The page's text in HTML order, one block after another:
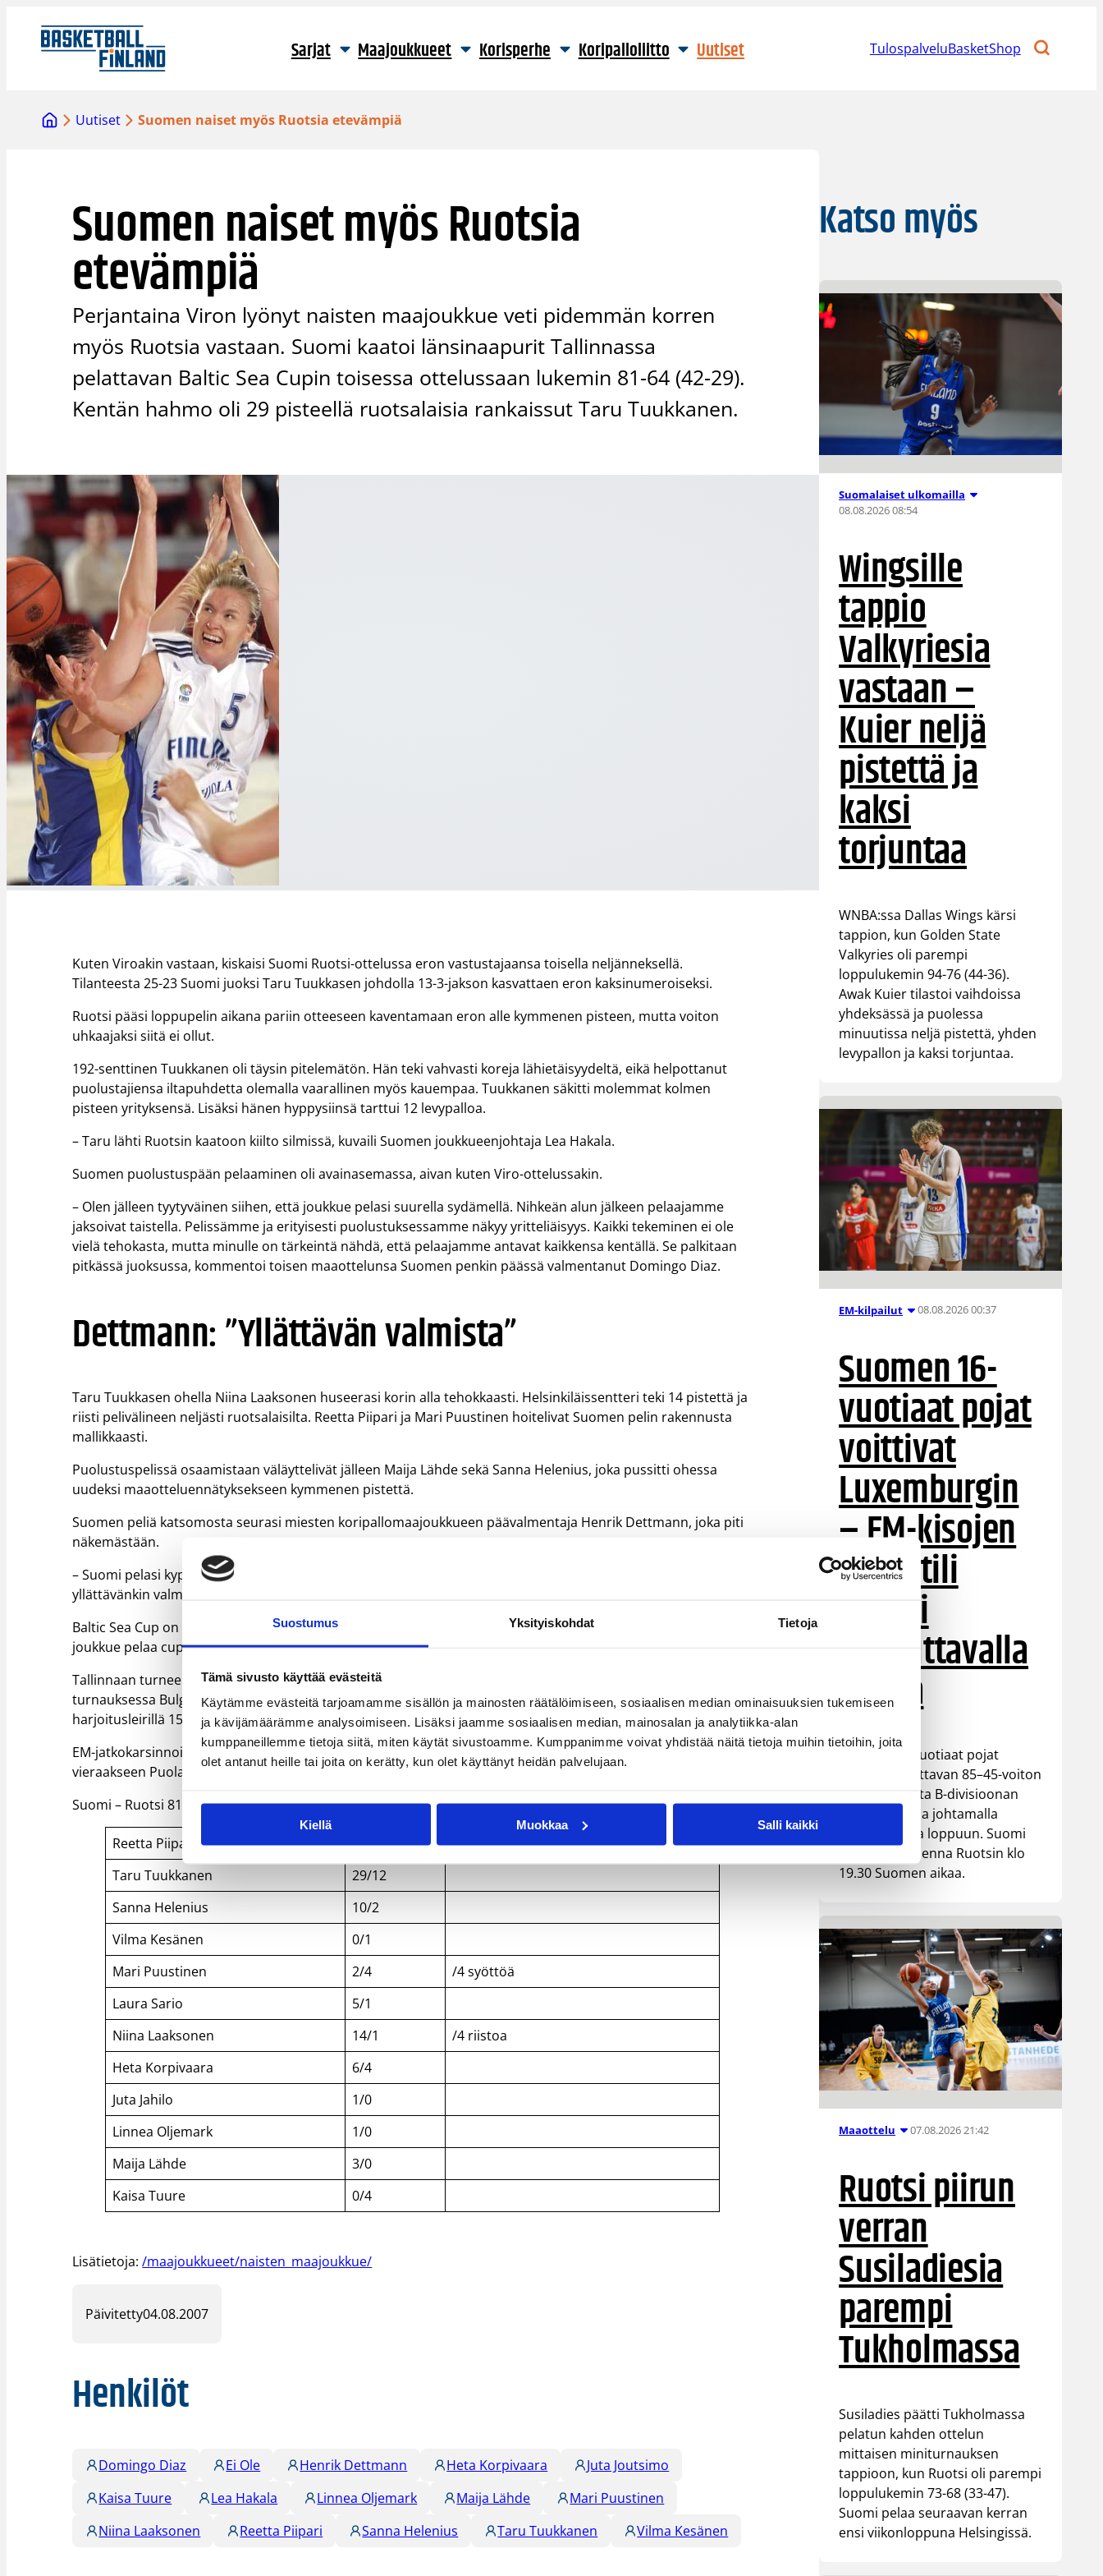
Suostumus Yksityiskohdat Tietoja
Tämä sivusto käyttää evästeitä
Käytämme evästeitä tarjoamamme sisällön ja mainosten räätälöimiseen, sosiaalisen median ominaisuuksien tukemiseen
ja kävijämäärämme analysoimiseen. Lisäksi jaamme sosiaalisen median, mainosalan ja analytiikka-alan
kumppaneillemme tietoja siitä, miten käytät sivustoamme. Kumppanimme voivat yhdistää näitä tietoja muihin tietoihin, joita
olet antanut heille tai joita on kerätty, kun olet käyttänyt heidän palvelujaan.
Kiellä Muokkaa Salli kaikki
sisältöön
Sarjat Maajoukkueet Korisperhe Koripalloliitto Uutiset TulospalveluBasketShop
Uutiset Suomen naiset myös Ruotsia etevämpiä
Suomen naiset myös Ruotsia
etevämpiä
Perjantaina Viron lyönyt naisten maajoukkue veti pidemmän korren
myös Ruotsia vastaan. Suomi kaatoi länsinaapurit Tallinnassa
pelattavan Baltic Sea Cupin toisessa ottelussaan lukemin 81-64 (42-29).
Kentän hahmo oli 29 pisteellä ruotsalaisia rankaissut Taru Tuukkanen.
Kuten Viroakin vastaan, kiskaisi Suomi Ruotsi-ottelussa eron vastustajaansa toisella neljänneksellä.
Tilanteesta 25-23 Suomi juoksi Taru Tuukkasen johdolla 13-3-jakson kasvattaen eron kaksinumeroiseksi.
Ruotsi pääsi loppupelin aikana pariin otteeseen kaventamaan eron alle kymmenen pisteen, mutta voiton
uhkaajaksi siitä ei ollut.
192-senttinen Tuukkanen oli täysin pitelemätön. Hän teki vahvasti koreja lähietäisyydeltä, eikä helpottanut
puolustajiensa iltapuhdetta olemalla vaarallinen myös kauempaa. Tuukkanen säkitti molemmat kolmen
pisteen yrityksensä. Lisäksi hänen hyppysiinsä tarttui 12 levypalloa.
– Taru lähti Ruotsin kaatoon kiilto silmissä, kuvaili Suomen joukkueenjohtaja Lea Hakala.
Suomen puolustuspään pelaaminen oli avainasemassa, aivan kuten Viro-ottelussakin.
– Olen jälleen tyytyväinen siihen, että joukkue pelasi suurella sydämellä. Nihkeän alun jälkeen pelaajamme
jaksoivat taistella. Pelissämme ja erityisesti puolustuksessamme näkyy yritteliäisyys. Kaikki tekeminen ei ole
vielä tehokasta, mutta minulle on tärkeintä nähdä, että pelaajamme antavat kaikkensa kentällä. Se palkitaan
pitkässä juoksussa, kommentoi toisen maaottelunsa Suomen penkin päässä valmentanut Domingo Diaz.
Dettmann: ”Yllättävän valmista”
Taru Tuukkasen ohella Niina Laaksonen huseerasi korin alla tehokkaasti. Helsinkiläissentteri teki 14 pistettä ja
riisti pelivälineen neljästi ruotsalaisilta. Reetta Piipari ja Mari Puustinen hoitelivat Suomen pelin rakennusta
mallikkaasti.
Puolustuspelissä osaamistaan väläyttelivät jälleen Maija Lähde sekä Sanna Helenius, joka pussitti ohessa
uudeksi maaotteluennätyksekseen kymmenen pistettä.
Suomen peliä katsomosta seurasi miesten koripallomaajoukkueen päävalmentaja Henrik Dettmann, joka piti
näkemästään.
– Suomi pelasi kypsää korista, jossa roolit olivat selvillä. Joukkue tuntui tietävän miten se haluaa pelata. Peli oli
yllättävänkin valmista, Dettmann kehui.
Baltic Sea Cup on Suomelle valmistautumista elokuun lopulla käynnistyviin EM-karsintoihin. Sunnuntaina
joukkue pelaa cupin voitosta Latviaa vastaan.
Tallinnaan turneen jälkeen naisten maajoukkue matkustaa Sofiaan, jossa se pelaa 8.-10.8. kansainvälisessä
turnauksessa Bulgariaa, Romaniaa ja Sloveniaa vastaan. EM-karsintakuntoaan joukkue viimeistelee Vierumäen
harjoitusleirillä 15.-18.8. ja Vantaalla 22.-23.8. pelattavilla Viro-maaotteluilla.
EM-jatkokarsinnoissa Suomen vastustajat ovat Puola ja Slovenia. Suomi saa Vantaan Energia Areenalle
vieraakseen Puolan 29.8. ja Slovenian 15.9. EM-karsinta- ja Viro-otteluiden lipunmyynnistä lisätietoja
Suomi – Ruotsi 81 – 64 (42-29), naisten maaottelu, Tallinna (EST) 4.8.2007
Reetta Piipari 10/4
/5 syöttöä/3 riistoa
Taru Tuukkanen
29/12
Sanna Helenius
10/2
Vilma Kesänen
0/1
Mari Puustinen
2/4
/4 syöttöä
Laura Sario
5/1
Niina Laaksonen
14/1
/4 riistoa
Heta Korpivaara
6/4
Juta Jahilo
1/0
Linnea Oljemark
1/0
Maija Lähde
3/0
Kaisa Tuure
0/4
Lisätietoja:/maajoukkueet/naisten_maajoukkue/
Päivitetty04.08.2007
Henkilöt
Domingo Diaz Ei Ole Henrik Dettmann Heta Korpivaara
Juta Joutsimo
Kaisa Tuure
Lea Hakala Linnea Oljemark Maija Lähde
Mari Puustinen
Niina Laaksonen
Reetta Piipari Sanna Helenius Taru Tuukkanen Vilma Kesänen
Katso myös
Suomalaiset ulkomailla
08.08.2026 08:54
Wingsille
tappio
Valkyriesia
vastaan –
Kuier neljä
pistettä ja
kaksi
torjuntaa
WNBA:ssa Dallas Wings kärsi
tappion, kun Golden State
Valkyries oli parempi
loppulukemin 94-76 (44-36).
Awak Kuier tilastoi vaihdoissa
yhdeksässä ja puolessa
minuutissa neljä pistettä, yhden
levypallon ja kaksi torjuntaa.
EM-kilpailut 08.08.2026 00:37
Suomen 16-
vuotiaat pojat
voittivat
Luxemburgin
– EM-kisojen
voittotili
aukesi
vakuuttavalla
pelillä
Suomen 16-vuotiaat pojat
ottivat vakuuttavan 85–45-voiton
Luxemburgista B-divisioonan
EM-kilpailuissa johtamalla
ottelua alusta loppuun. Suomi
kohtaa huomenna Ruotsin klo
19.30 Suomen aikaa.
Maaottelu 07.08.2026 21:42
Ruotsi piirun
verran
Susiladiesia
parempi
Tukholmassa
Susiladies päätti Tukholmassa
pelatun kahden ottelun
mittaisen miniturnauksen
tappioon, kun Ruotsi oli parempi
loppulukemin 73-68 (33-47).
Suomi pelaa seuraavan kerran
ensi viikonloppuna Helsingissä.